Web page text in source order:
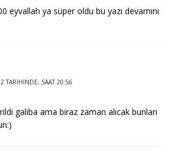
eyvallah ya süper oldu bu yazı devamını
TARIHINDE, SAAT 20:56
galiba ama biraz zaman alıcak bunları